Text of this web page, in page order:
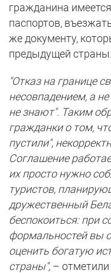
гражданина
паспортов,
же документу,
предыдущей страны.
"Отказ на границе
несовпадением, а
не знают". Таким
гражданки о том,
пустили",
Соглашение
их просто нужно
туристов,
дружественный
беспокоиться: при
формальностей вы
оценить богатую
страны", –